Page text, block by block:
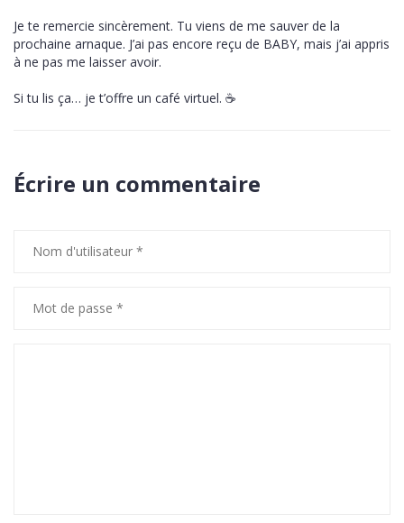
Je te remercie sincèrement. Tu viens de me sauver de la
prochaine arnaque. J’ai pas encore reçu de BABY, mais j’ai appris
à ne pas me laisser avoir.
Si tu lis ça… je t’offre un café virtuel. ☕️
Écrire un commentaire